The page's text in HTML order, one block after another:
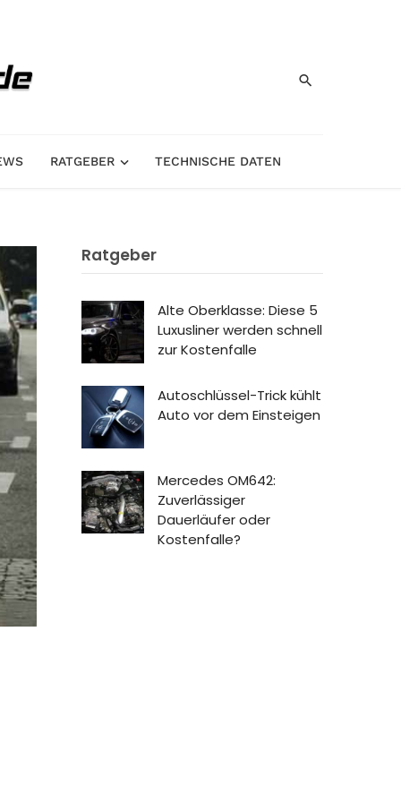
RATGEBER TECHNISCHE DATEN
Ratgeber
Alte Oberklasse: Diese 5
Luxusliner werden schnell
zur Kostenfalle
Autoschlüssel-Trick kühlt
Auto vor dem Einsteigen
Mercedes OM642:
Zuverlässiger
Dauerläufer oder
Kostenfalle?